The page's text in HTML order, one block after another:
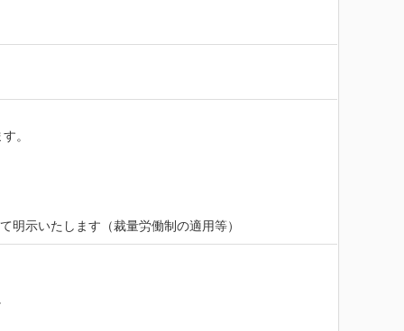
。
示いたします（裁量労働制の適用等）